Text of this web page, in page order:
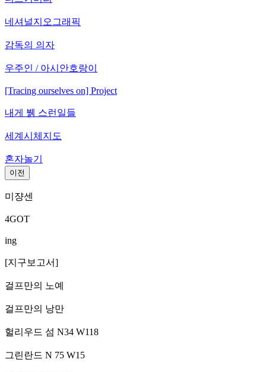
네셔널지오그래픽
감독의 의자
우주인 / 아시안호랑이
[Tracing ourselves on] Project
내게 뷁 스런일들
세계시체지도
혼자놀기
이전
미쟝센
4GOT
ing
[지구보고서]
걸프만의 노예
걸프만의 낭만
헐리우드 섬 N34 W118
그린란드 N 75 W15